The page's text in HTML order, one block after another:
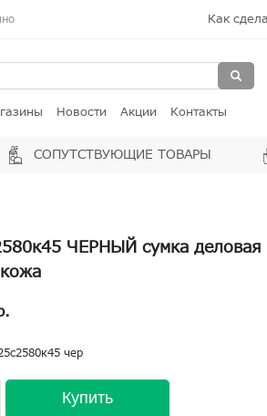
Как
Новости Акции Контакты
СОПУТСТВУЮЩИЕ ТОВАРЫ
ЧЕРНЫЙ сумка деловая
чер
Купить